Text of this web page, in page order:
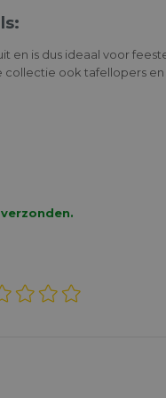
en is dus ideaal voor
collectie ook tafellopers